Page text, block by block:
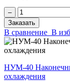
‒
Заказать
В сравнение В
НУМ-40
охлаждения